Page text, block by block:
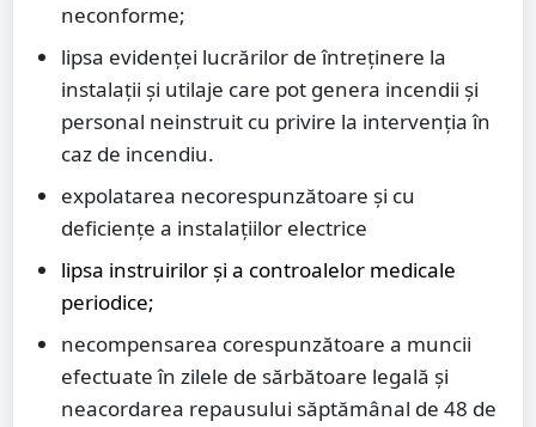
neconforme;
lipsa evidenței lucrărilor de întreținere la
instalații și utilaje care pot genera incendii și
personal neinstruit cu privire la intervenția în
caz de incendiu.
expolatarea necorespunzătoare și cu
deficiențe a instalațiilor electrice
lipsa instruirilor și a controalelor medicale
periodice;
necompensarea corespunzătoare a muncii
efectuate în zilele de sărbătoare legală și
neacordarea repausului săptămânal de 48 de